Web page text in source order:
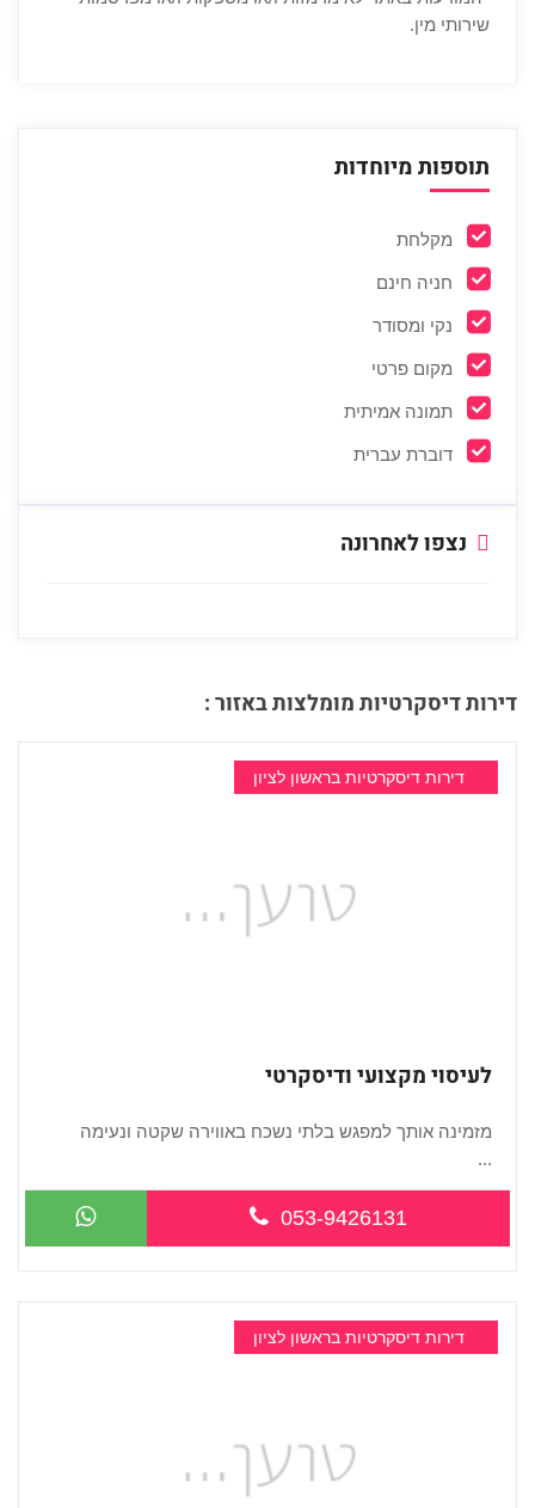
שירותי מין.
תוספות מיוחדות
מקלחת
חניה חינם
נקי ומסודר
מקום פרטי
תמונה אמיתית
דוברת עברית
נצפו לאחרונה
דירות דיסקרטיות מומלצות באזור :
דירות דיסקרטיות בראשון לציון
לעיסוי מקצועי ודיסקרטי
מזמינה אותך למפגש בלתי נשכח באווירה שקטה ונעימה
...
053-9426131
דירות דיסקרטיות בראשון לציון